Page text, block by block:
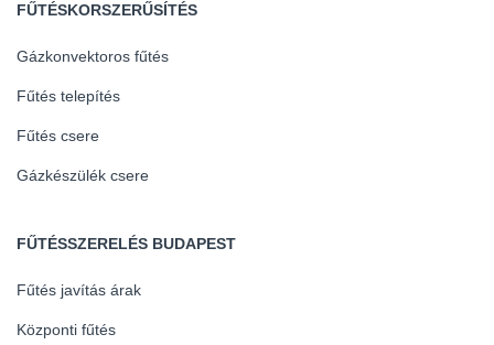
FŰTÉSKORSZERŰSÍTÉS
Gázkonvektoros fűtés
Fűtés telepítés
Fűtés csere
Gázkészülék csere
FŰTÉSSZERELÉS BUDAPEST
Fűtés javítás árak
Központi fűtés